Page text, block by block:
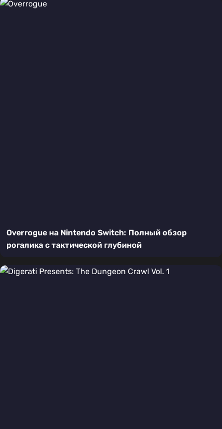
Overrogue на Nintendo Switch: Полный обзор
рогалика с тактической глубиной